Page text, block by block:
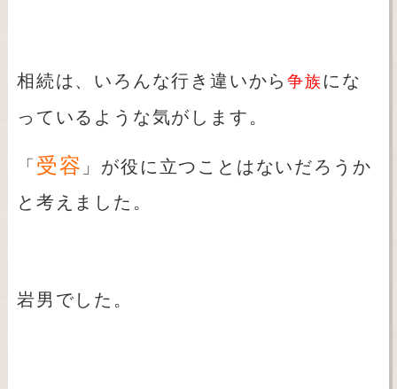
相続は、いろんな行き違いから争族 にな
っているような気がします。
「 受容 」が役に立つことはないだろうか
と考えました。
岩男でした。